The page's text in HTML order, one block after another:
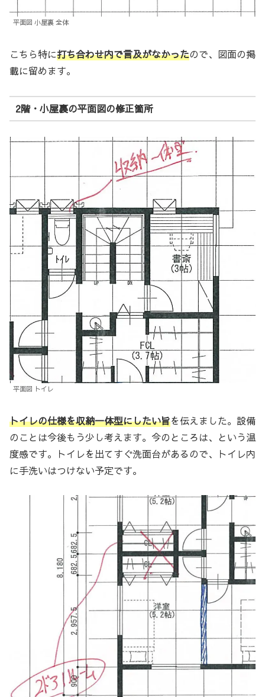
平面図 小屋裏 全体
こちら特に打ち合わせ内で言及がなかったので、図面の掲
載に留めます。
2階・小屋裏の平面図の修正箇所
平面図 トイレ
トイレの仕様を収納一体型にしたい旨を伝えました。設備
のことは今後もう少し考えます。今のところは、という温
度感です。トイレを出てすぐ洗面台があるので、トイレ内
に手洗いはつけない予定です。